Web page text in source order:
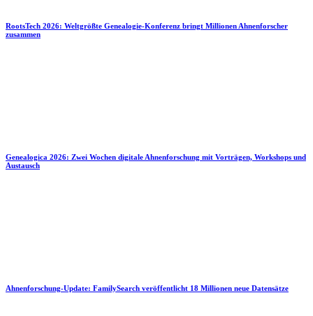
RootsTech 2026: Weltgrößte Genealogie-Konferenz bringt Millionen Ahnenforscher
zusammen
Genealogica 2026: Zwei Wochen digitale Ahnenforschung mit Vorträgen, Workshops und
Austausch
Ahnenforschung-Update: FamilySearch veröffentlicht 18 Millionen neue Datensätze